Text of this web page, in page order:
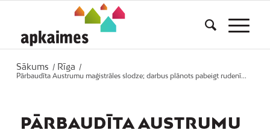
Sākums / Rīga
/
Pārbaudīta Austrumu maģistrāles slodze; darbus plānots pabeigt rudenī...
PĀRBAUDĪTA AUSTRUMU